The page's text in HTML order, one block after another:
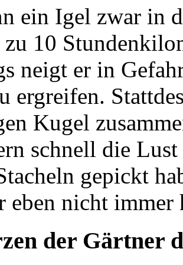
ein Igel zwar in
10
neigt er in
ergreifen.
Kugel
schnell die Lust
gepickt
eben nicht
der Gärtner